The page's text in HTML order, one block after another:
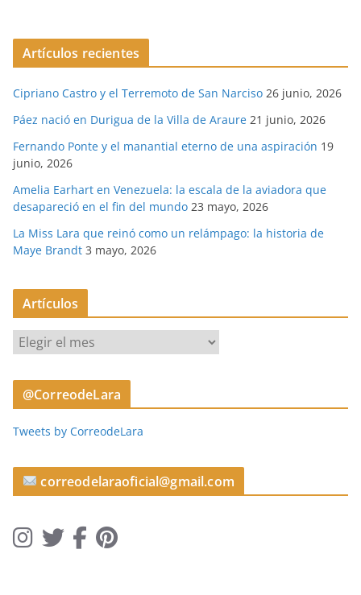
Artículos recientes
Cipriano Castro y el Terremoto de San Narciso 26 junio, 2026
Páez nació en Durigua de la Villa de Araure 21 junio, 2026
Fernando Ponte y el manantial eterno de una aspiración 19
junio, 2026
Amelia Earhart en Venezuela: la escala de la aviadora que
desapareció en el fin del mundo 23 mayo, 2026
La Miss Lara que reinó como un relámpago: la historia de
Maye Brandt 3 mayo, 2026
Artículos
r
t
u
s
@CorreodeLara
Tweets by CorreodeLara
correodelaraoficial@gmail.com